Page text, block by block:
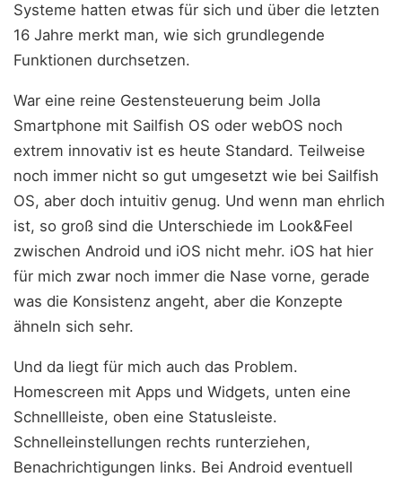
Systeme hatten etwas für sich und über die letzten
16 Jahre merkt man, wie sich grundlegende
Funktionen durchsetzen.
War eine reine Gestensteuerung beim Jolla
Smartphone mit Sailfish OS oder webOS noch
extrem innovativ ist es heute Standard. Teilweise
noch immer nicht so gut umgesetzt wie bei Sailfish
OS, aber doch intuitiv genug. Und wenn man ehrlich
ist, so groß sind die Unterschiede im Look&Feel
zwischen Android und iOS nicht mehr. iOS hat hier
für mich zwar noch immer die Nase vorne, gerade
was die Konsistenz angeht, aber die Konzepte
ähneln sich sehr.
Und da liegt für mich auch das Problem.
Homescreen mit Apps und Widgets, unten eine
Schnellleiste, oben eine Statusleiste.
Schnelleinstellungen rechts runterziehen,
Benachrichtigungen links. Bei Android eventuell